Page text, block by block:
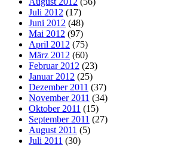
Juli 2012 (17)
Juni 2012 (48)
Mai 2012 (97)
April 2012 (75)
März 2012 (60)
Februar 2012 (23)
Januar 2012 (25)
Dezember 2011 (37)
November 2011 (34)
Oktober 2011 (15)
September 2011 (27)
August 2011 (5)
Juli 2011 (30)